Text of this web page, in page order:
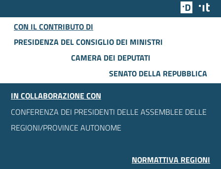
Team
CON IL CONTRIBUTO DI
PRESIDENZA DEL CONSIGLIO DEI MINISTRI
CAMERA DEI DEPUTATI
SENATO DELLA REPUBBLICA
IN COLLABORAZIONE CON
CONFERENZA DEI PRESIDENTI DELLE ASSEMBLEE DELLE
REGIONI/PROVINCE AUTONOME
NORMATTIVA REGIONI